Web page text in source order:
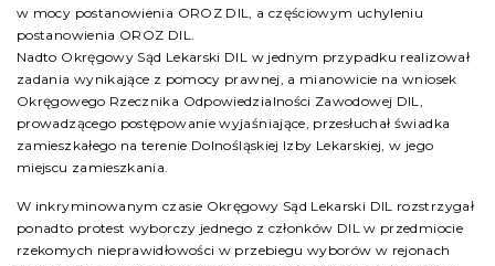
w mocy postanowienia OROZ DIL, a częściowym uchyleniu
postanowienia OROZ DIL.
Nadto Okręgowy Sąd Lekarski DIL w jednym przypadku realizował
zadania wynikające z pomocy prawnej, a mianowicie na wniosek
Okręgowego Rzecznika Odpowiedzialności Zawodowej DIL,
prowadzącego postępowanie wyjaśniające, przesłuchał świadka
zamieszkałego na terenie Dolnośląskiej Izby Lekarskiej, w jego
miejscu zamieszkania.
W inkryminowanym czasie Okręgowy Sąd Lekarski DIL rozstrzygał
ponadto protest wyborczy jednego z członków DIL w przedmiocie
rzekomych nieprawidłowości w przebiegu wyborów w rejonach